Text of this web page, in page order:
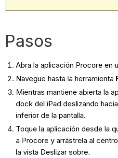
Pasos
Abra la aplicación Procore en
Navegue hasta la herramienta
Mientras mantiene abierta la
dock del iPad deslizando
inferior de la pantalla.
Toque la aplicación desde la
a Procore y arrástrela al
la vista Deslizar sobre.